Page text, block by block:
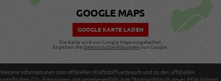
GOOGLE MAPS
GOOGLE KARTE LADEN
Die Karte wird von Google Maps eingebettet.
Es gelten die Datenschutzerklärungen von Google.
Weitere Informationen zum offiziellen Kraftstoffverbrauch und zu den offiziellen
spezifischen CO -Emissionen und gegebenenfalls zum Stromverbrauch neuer PKW können